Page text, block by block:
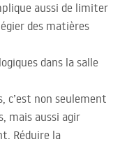
aussi de limiter
des matières
dans la salle
c’est non seulement
mais aussi agir
Réduire la